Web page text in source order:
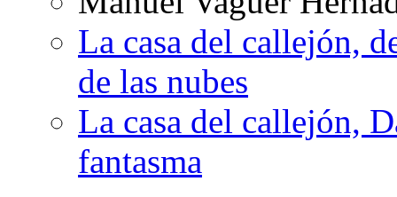
La casa del callejón,
de las nubes
La casa del callejón,
fantasma